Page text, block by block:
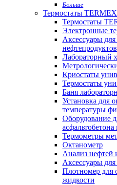
Больше
Термостаты TERMEX
Термостаты
Электронные
Аксессуары для
нефтепродуктов
Лабораторный
Криостаты
Термостаты
Баня
Установка для
температуры
Оборудование
Термометры
Октанометр
Анализ нефтей
Аксессуары
Плотномер для
жидкости